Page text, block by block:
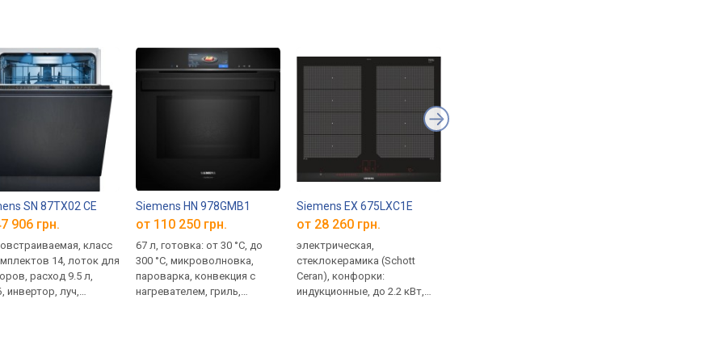
SN 87TX02 CE
906 грн.
класс
14, лоток для
расход 9.5 л,
инвертор, луч,
Siemens HN 978GMB1
от 110 250 грн.
67 л, готовка: от 30 °C, до
300 °C, микроволновка,
пароварка, конвекция с
нагревателем, гриль,
Siemens EX 675LXC1E
от 28 260 грн.
электрическая,
стеклокерамика (Schott
Ceran), конфорки:
индукционные, до 2.2 кВт,